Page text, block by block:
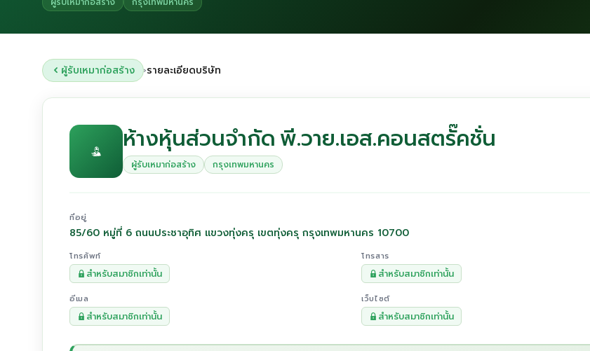
ผู้รับเหมาก่อสร้าง ›รายละเอียดบริษัท
ห้างหุ้นส่วนจำกัด พี.วาย.เอส.คอนสตรั๊คชั่น
ผู้รับเหมาก่อสร้าง กรุงเทพมหานคร
ที่อยู่
85/60 หมู่ที่ 6 ถนนประชาอุทิศ แขวงทุ่งครุ เขตทุ่งครุ กรุงเทพมหานคร 10700
โทรศัพท์
สำหรับสมาชิกเท่านั้น
โทรสาร
สำหรับสมาชิกเท่านั้น
อีเมล
สำหรับสมาชิกเท่านั้น
เว็บไซต์
สำหรับสมาชิกเท่านั้น